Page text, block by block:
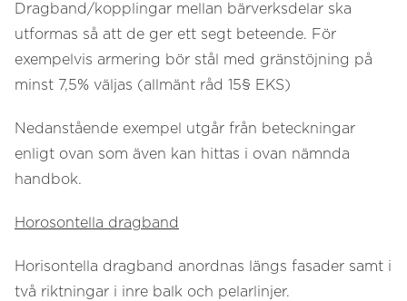
Dragband/kopplingar mellan bärverksdelar ska
utformas så att de ger ett segt beteende. För
exempelvis armering bör stål med gränstöjning på
minst 7,5% väljas (allmänt råd 15§ EKS)
Nedanstående exempel utgår från beteckningar
enligt ovan som även kan hittas i ovan nämnda
handbok.
Horosontella dragband
Horisontella dragband anordnas längs fasader samt i
två riktningar i inre balk och pelarlinjer.